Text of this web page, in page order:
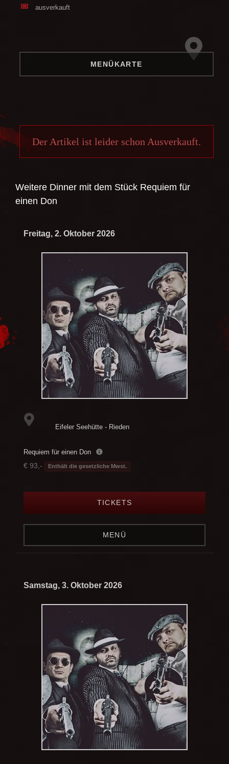
ausverkauft
MENÜKARTE
Der Artikel ist leider schon Ausverkauft.
Weitere Dinner mit dem Stück Requiem für
einen Don
Freitag, 2. Oktober 2026
Eifeler Seehütte - Rieden
Requiem für einen Don
€ 93,- Enthält die gesetzliche Mwst.
TICKETS
MENÜ
Samstag, 3. Oktober 2026